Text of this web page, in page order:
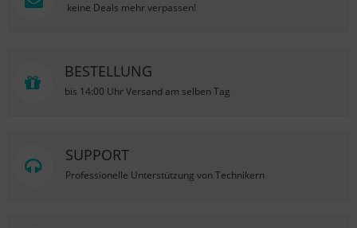
keine Deals mehr verpassen!
BESTELLUNG
bis 14:00 Uhr Versand am selben Tag
SUPPORT
Professionelle Unterstützung von Technikern